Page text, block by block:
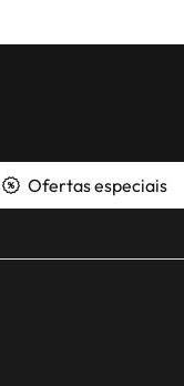
Ofertas especiais